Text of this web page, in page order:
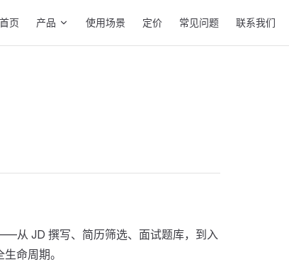
首页 产品 使用场景 定价 常见问题 联系我们
从 JD 撰写、简历筛选、面试题库，到入
命周期。